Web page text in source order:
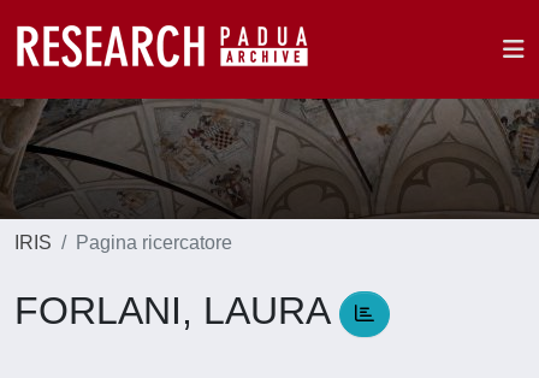
IRIS Pagina ricercatore
FORLANI, LAURA